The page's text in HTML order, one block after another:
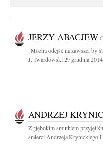
JERZY ABACJEW
"Można odejść na zawsze, by
J. Twardowski 29 grudnia 2014
ANDRZEJ
Z głębokim smutkiem
śmierci Andrzeja Krynickiego